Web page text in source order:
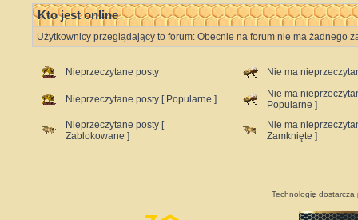
Kto jest online
Użytkownicy przeglądający to forum: Obecnie na forum nie ma żadnego
Nieprzeczytane posty Nie ma
Nieprzeczytane posty [ Popularne ]
Nie ma
Popularne ]
Nieprzeczytane posty [
Zablokowane ]
Nie ma
Zamknięte ]
Technologię dostarcza